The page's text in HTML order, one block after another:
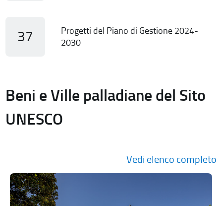
37
Progetti del Piano di Gestione 2024-
2030
Beni e Ville palladiane del Sito
UNESCO
Vedi elenco completo